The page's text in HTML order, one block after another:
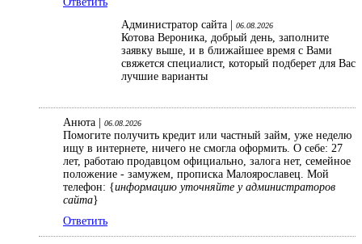
Администратор сайта |
06.08.2026
Котова Вероника, добрый день, заполните
заявку выше, и в ближайшее время с Вами
свяжется специалист, который подберет для Вас
лучшие варианты
Анюта | 06.08.2026
Помогите получить кредит или частный займ, уже неделю
ищу в интернете, ничего не смогла оформить. О себе: 27
лет, работаю продавцом официально, залога нет, семейное
положение - замужем, прописка Малоярославец. Мой
телефон: {информацию уточняйте у администраторов
сайта}
Ответить